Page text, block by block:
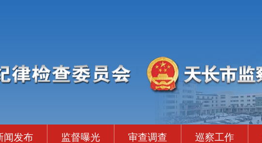
闻发布 监督曝光 审查调查 巡察工作